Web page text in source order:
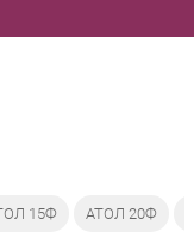
15Ф АТОЛ 20Ф